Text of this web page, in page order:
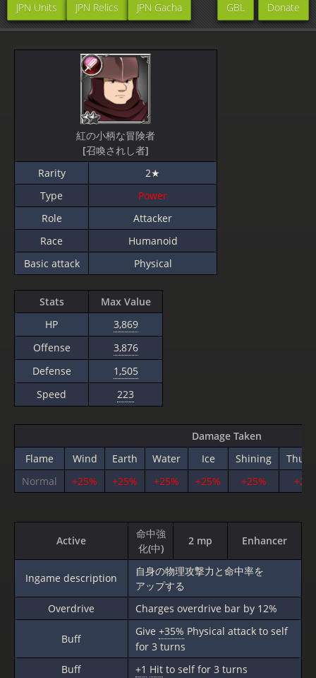
JPN Units JPN Relics JPN Gacha Donate
GBL
紅の小柄な冒険者
[召喚されし者]
Rarity
2★
Type
Power
Role
Attacker
Race
Humanoid
Basic attack
Physical
Stats
Max Value
HP
3,869
Offense
3,876
Defense
1,505
Speed
223
Damage Taken
Flame
Wind Earth Water Ice Shining
Normal
+25% +25% +25% +25% +25%
Active
命中強
化(中)
2 mp Enhancer
Ingame description
自身の物理攻撃力と命中率を
アップする
Overdrive
Charges overdrive bar by 12%
Buff
Give +35% Physical attack to self
for 3 turns
Buff
+1 Hit to self for 3 turns